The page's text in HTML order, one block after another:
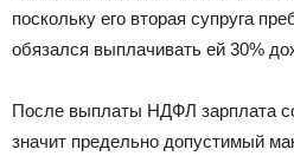
поскольку его вторая супруга
обязался выплачивать ей 30%
После выплаты НДФЛ зарплата
значит предельно допустимый